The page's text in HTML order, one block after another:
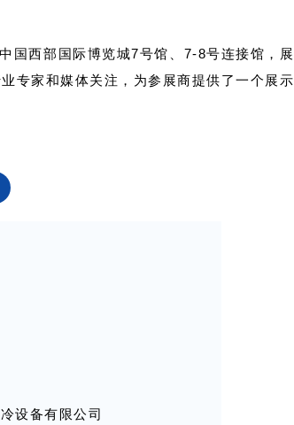
国西部国际博览城7号馆、7-8号连接馆，
专家和媒体关注，为参展商提供了一个展
设备有限公司